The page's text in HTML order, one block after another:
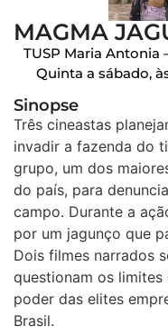
MAGMA
TUSP Maria Antonia
Quinta a sábado,
Sinopse
Três cineastas
invadir a fazenda do
grupo, um dos
do país, para
campo. Durante a
por um jagunço que
Dois filmes narrados
questionam os
poder das elites
Brasil.